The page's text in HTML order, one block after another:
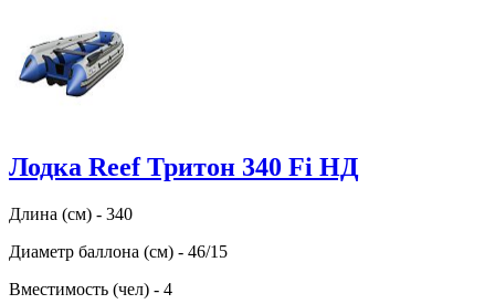
Лодка Reef Тритон 340 Fi НД
Длина (см) - 340
Диаметр баллона (см) - 46/15
Вместимость (чел) - 4